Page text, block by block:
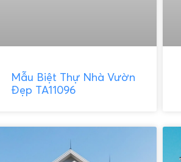
Mẫu Biệt Thự Nhà Vườn
Đẹp TA11096